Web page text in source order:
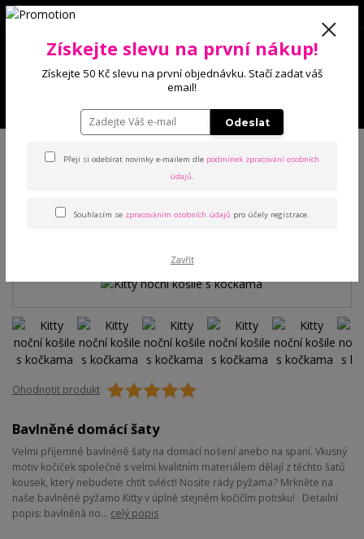
0 Kč
Ohodnotit produkt
Bavlněné domácí šaty
Velmi příjemné bavlněné šaty na domácí nošení anebo na spaní. Vkusný
motiv kočiček společně s velmi kvalitním materiálem dělají z těchto šatů
kousek, který nebudete chtít svléct! Nosíte rády pyžama? Mrkněte na
naše bavlněné pyžamo Kitty v úplně stejném kočičím potisku! Detailní
popis: bavlněná no... celý popis
Získejte slevu na první nákup!
Získejte 50 Kč slevu na první objednávku. Stačí zadat váš
email!
Odeslat
Přeji si odebírat novinky e-mailem dle podmínek zpracování osobních
údajů.
Souhlasím se zpracováním osobních údajů pro účely registrace.
Zavřít